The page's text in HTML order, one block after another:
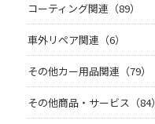
コーティング関連（89）
車外リペア関連（6）
その他カー用品関連（79）
その他商品・サービス（84）